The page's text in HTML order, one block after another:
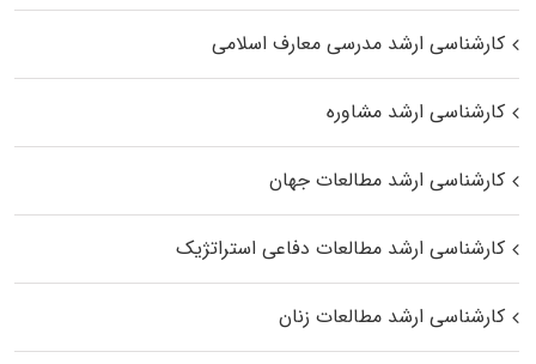
کارشناسی ارشد مدرسی معارف اسلامی
کارشناسی ارشد مشاوره
کارشناسی ارشد مطالعات جهان
کارشناسی ارشد مطالعات دفاعی استراتژیک
کارشناسی ارشد مطالعات زنان